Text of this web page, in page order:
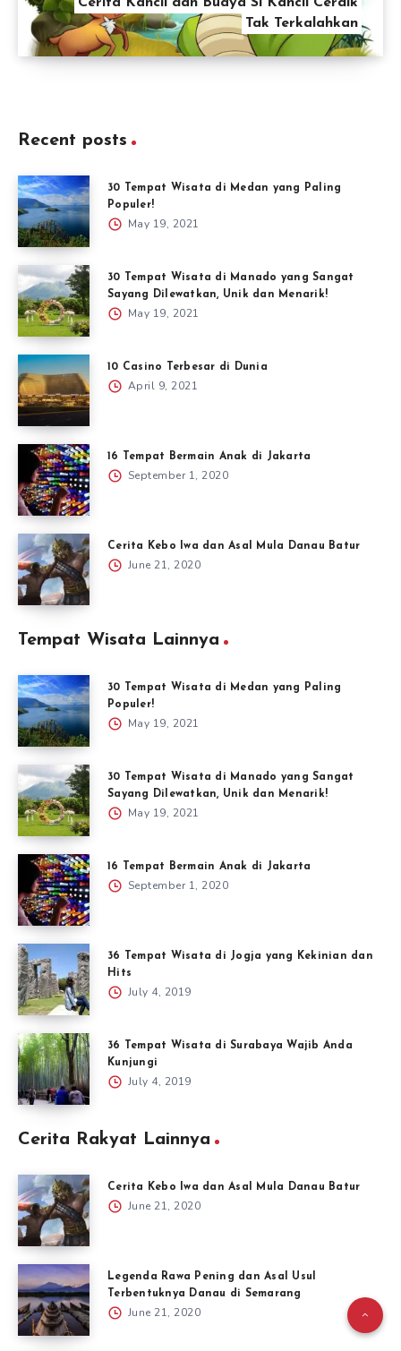
Cerita Kancil dan Buaya Si Kancil Cerdik
Tak Terkalahkan
Recent posts
30 Tempat Wisata di Medan yang Paling
Populer!
May 19, 2021
30 Tempat Wisata di Manado yang Sangat
Sayang Dilewatkan, Unik dan Menarik!
May 19, 2021
10 Casino Terbesar di Dunia
April 9, 2021
16 Tempat Bermain Anak di Jakarta
September 1, 2020
Cerita Kebo Iwa dan Asal Mula Danau Batur
June 21, 2020
Tempat Wisata Lainnya
30 Tempat Wisata di Medan yang Paling
Populer!
May 19, 2021
30 Tempat Wisata di Manado yang Sangat
Sayang Dilewatkan, Unik dan Menarik!
May 19, 2021
16 Tempat Bermain Anak di Jakarta
September 1, 2020
36 Tempat Wisata di Jogja yang Kekinian dan
Hits
July 4, 2019
36 Tempat Wisata di Surabaya Wajib Anda
Kunjungi
July 4, 2019
Cerita Rakyat Lainnya
Cerita Kebo Iwa dan Asal Mula Danau Batur
June 21, 2020
Legenda Rawa Pening dan Asal Usul
Terbentuknya Danau di Semarang
June 21, 2020